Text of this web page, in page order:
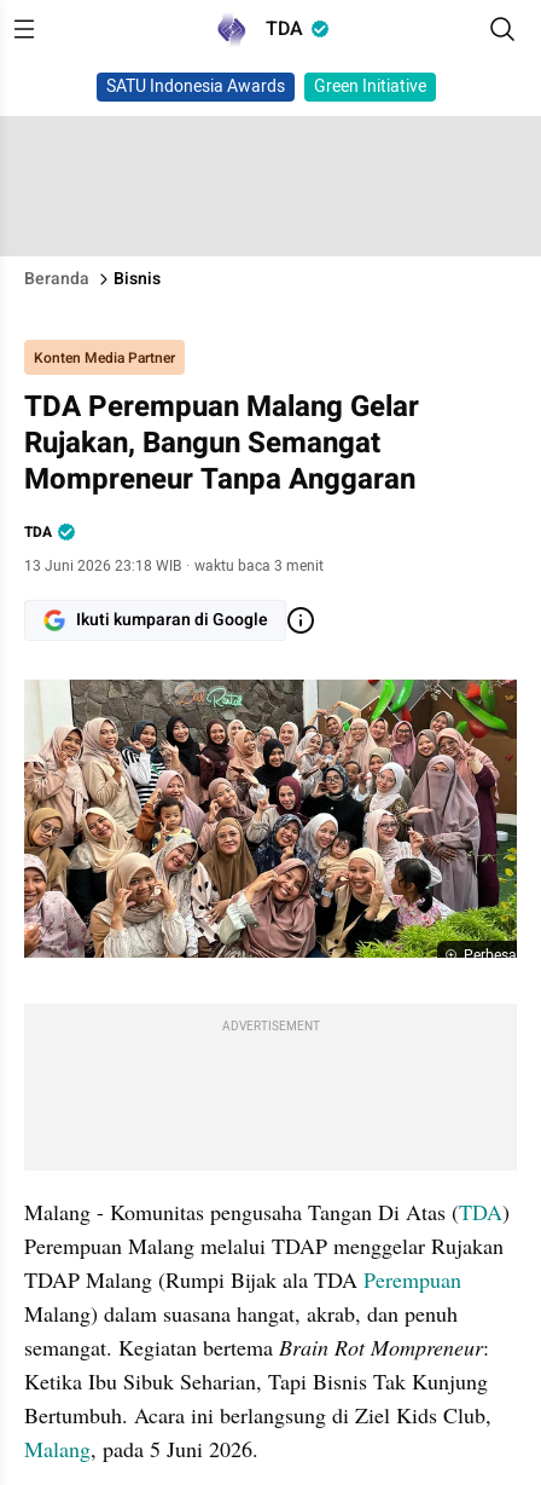
TDA
SATU Indonesia Awards Green Initiative
Beranda Bisnis
Konten Media Partner
TDA Perempuan Malang Gelar
Rujakan, Bangun Semangat
Mompreneur Tanpa Anggaran
TDA
13 Juni 2026 23:18 WIB · waktu baca 3 menit
Ikuti kumparan di Google
Perbesar
ADVERTISEMENT
Malang - Komunitas pengusaha Tangan Di Atas (TDA)
Perempuan Malang melalui TDAP menggelar Rujakan
TDAP Malang (Rumpi Bijak ala TDA
Malang) dalam suasana hangat, akrab, dan penuh
semangat. Kegiatan bertema Brain Rot Mompreneur:
Ketika Ibu Sibuk Seharian, Tapi Bisnis Tak Kunjung
Malang, pada 5 Juni 2026.